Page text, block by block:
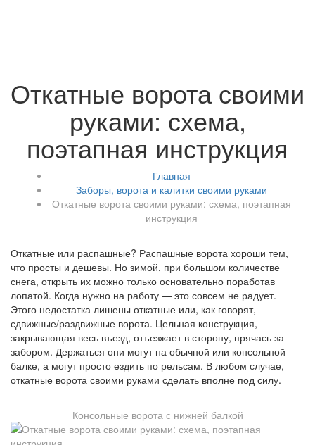
Откатные ворота своими
руками: схема,
поэтапная инструкция
Главная
Заборы, ворота и калитки своими руками
Откатные ворота своими руками: схема, поэтапная
инструкция
Откатные или распашные? Распашные ворота хороши тем,
что просты и дешевы. Но зимой, при большом количестве
снега, открыть их можно только основательно поработав
лопатой. Когда нужно на работу — это совсем не радует.
Этого недостатка лишены откатные или, как говорят,
сдвижные/раздвижные ворота. Цельная конструкция,
закрывающая весь въезд, отъезжает в сторону, прячась за
забором. Держаться они могут на обычной или консольной
балке, а могут просто ездить по рельсам. В любом случае,
откатные ворота своими руками сделать вполне под силу.
Консольные ворота с нижней балкой